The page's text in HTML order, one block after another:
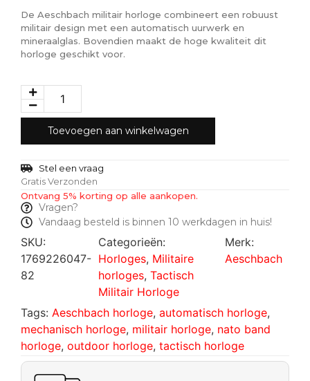
De Aeschbach militair horloge combineert een robuust
militair design met een automatisch uurwerk en
mineraalglas. Bovendien maakt de hoge kwaliteit dit
horloge geschikt voor.
Toevoegen aan winkelwagen
Stel een vraag
Gratis Verzonden
Ontvang 5% korting op alle aankopen.
Vragen?
Vandaag besteld is binnen 10 werkdagen in huis!
SKU:
1769226047-
82
Categorieën:
Horloges, Militaire
horloges, Tactisch
Militair Horloge
Merk:
Aeschbach
Tags: Aeschbach horloge, automatisch horloge,
mechanisch horloge, militair horloge, nato band
horloge, outdoor horloge, tactisch horloge